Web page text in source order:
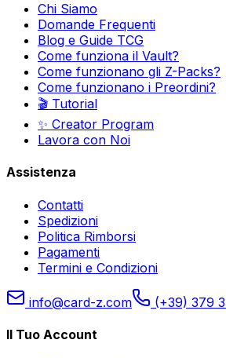
Chi Siamo
Domande Frequenti
Blog e Guide TCG
Come funziona il Vault?
Come funzionano gli Z-Packs?
Come funzionano i Preordini?
🎬 Tutorial
✨ Creator Program
Lavora con Noi
Assistenza
Contatti
Spedizioni
Politica Rimborsi
Pagamenti
Termini e Condizioni
info@card-z.com (+39) 379
Il Tuo Account